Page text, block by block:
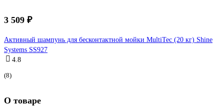
3 509 ₽
Активный шампунь для бесконтактной мойки MultiTec (20 кг) Shine
Systems SS927
4.8
(8)
О товаре